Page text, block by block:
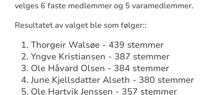
velges 6 faste medlemmer og 5 varamedlemmer.
Resultatet av valget ble som følger::
Thorgeir Walsøe - 439 stemmer
Yngve Kristiansen - 387 stemmer
Ole Håvard Olsen - 384 stemmer
June Kjellsdatter Alseth - 380 stemmer
Ole Hartvik Jenssen - 357 stemmer